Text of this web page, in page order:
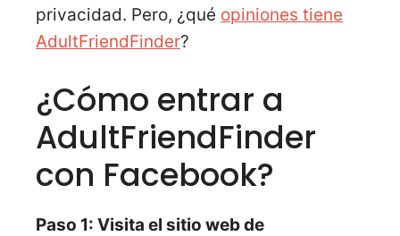
privacidad. Pero, ¿qué opiniones tiene
AdultFriendFinder?
¿Cómo entrar a
AdultFriendFinder
con Facebook?
Paso 1: Visita el sitio web de